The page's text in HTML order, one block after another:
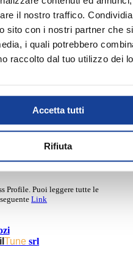
il nostro traffico.
sito con i nostri partner che
i quali potrebbero
raccolto dal tuo utilizzo dei
Accetta tutti
Rifiuta
Spaccata, il negozio
sportivi e lifestyle:
migliori brand, ideali
prodotti confortevoli e
Click&Collectper il ritiro
Profile. Puoi leggere tutte le
Link
Tune srl